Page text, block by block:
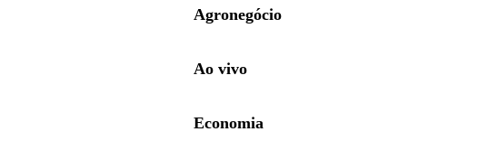
Agronegócio
Ao vivo
Economia